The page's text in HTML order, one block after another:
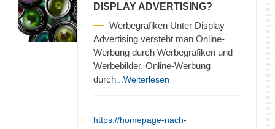
DISPLAY ADVERTISING?
Werbegrafiken Unter Display
Advertising versteht man Online-
Werbung durch Werbegrafiken und
Werbebilder. Online-Werbung
durch ...Weiterlesen
https://homepage-nach-